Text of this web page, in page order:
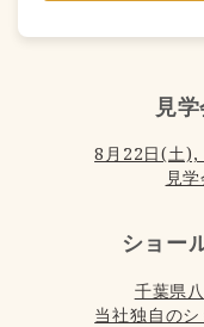
見
8月22日(土),
見
ショー
千葉県
当社独自の